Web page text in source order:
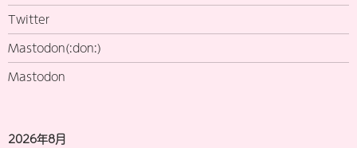
Twitter
Mastodon(:don:)
Mastodon
2026年8月